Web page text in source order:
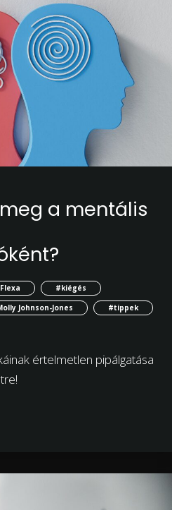
a mentális
#kiégés
Johnson-Jones
#tippek
értelmetlen pipálgatása